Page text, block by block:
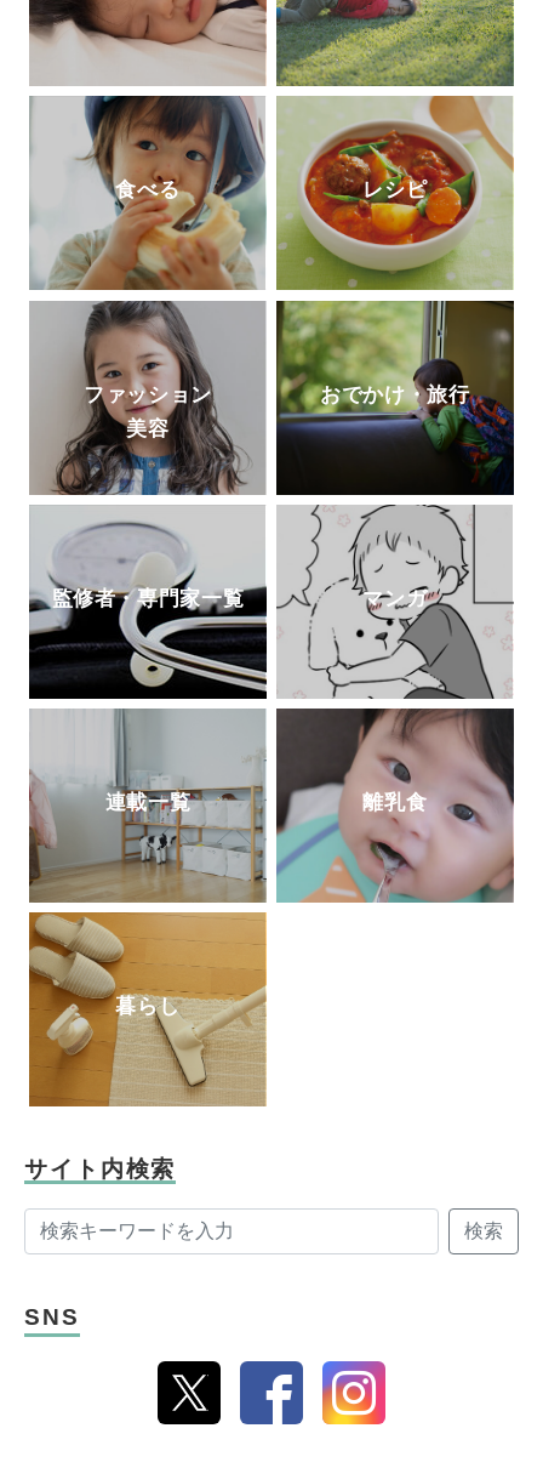
食べる レシピ
ファッション
美容
おでかけ・旅行
監修者・専門家一覧 マンガ
連載一覧 離乳食
暮らし
サイト内検索
検索
SNS